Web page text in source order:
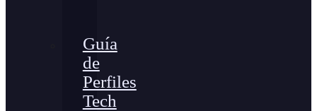
Guía
de
Perfiles
Tech